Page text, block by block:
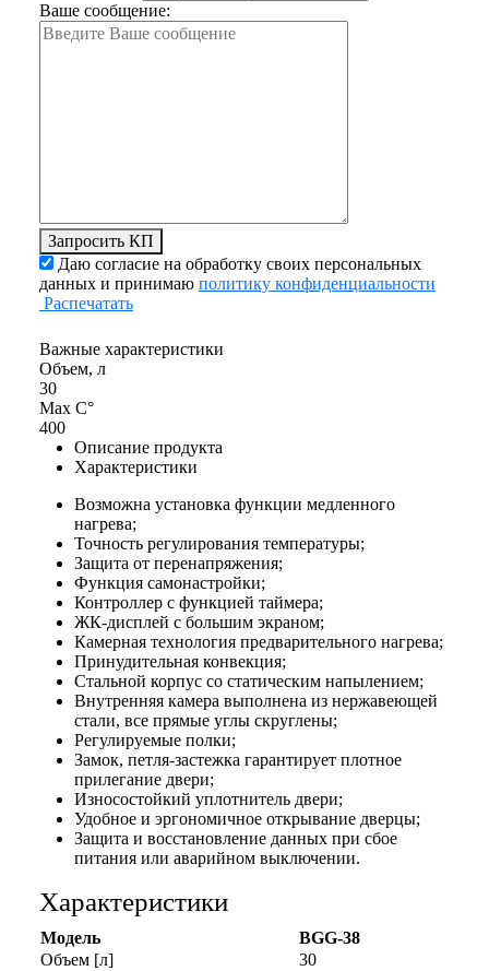
Ваше сообщение:
Запросить КП
Даю согласие на обработку своих персональных
данных и принимаю политику конфиденциальности
Распечатать
Важные характеристики
Объем, л
30
Max С°
400
Описание продукта
Характеристики
Возможна установка функции медленного
нагрева;
Точность регулирования температуры;
Защита от перенапряжения;
Функция самонастройки;
Контроллер с функцией таймера;
ЖК-дисплей с большим экраном;
Камерная технология предварительного нагрева;
Принудительная конвекция;
Стальной корпус со статическим напылением;
Внутренняя камера выполнена из нержавеющей
стали, все прямые углы скруглены;
Регулируемые полки;
Замок, петля-застежка гарантирует плотное
прилегание двери;
Износостойкий уплотнитель двери;
Удобное и эргономичное открывание дверцы;
Защита и восстановление данных при сбое
питания или аварийном выключении.
Характеристики
Модель
BGG-38
Объем [л]
30